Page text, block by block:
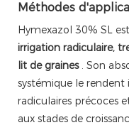
Méthodes
Hymexazol 30% SL
irrigation radiculaire,
lit de graines . Son
systémique le rendent
radiculaires précoces
aux stades de